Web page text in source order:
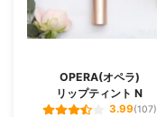
OPERA(オペラ)
リップティント N
3.99(107)